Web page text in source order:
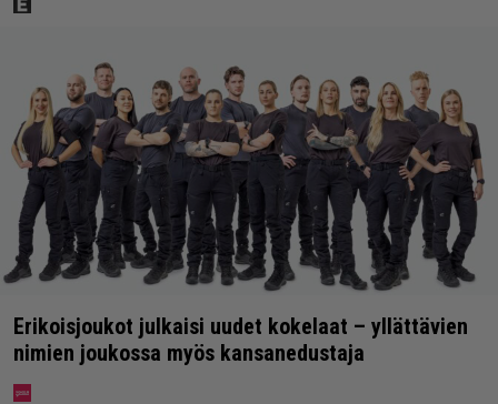
Erikoisjoukot julkaisi uudet kokelaat – yllättävien
nimien joukossa myös kansanedustaja